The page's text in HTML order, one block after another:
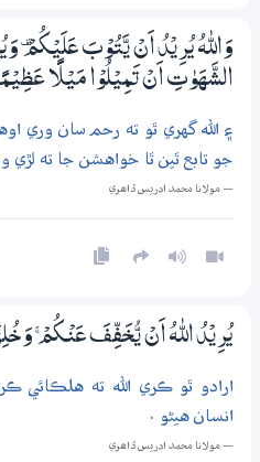
وَاللّٰهُ يُرِيْدُ اَنْ يَّتُوْبَ عَلَيْكُمْ
الشَّهَوٰتِ اَنْ تَـمِيْلُوْا مَيْلًا عَظِيْـمًا
۽ الله گهري ٿو ته رحم سان وري
جو تابع ٿين ٿا خواهشن جا ته لڙي
— مولانا محمد ادريس ڏاھري
يُرِيْدُ اللّٰهُ اَنْ يُّـخَفِّفَ عَنْكُمْ
ارادو ٿو ڪري الله ته هلڪائي
انسان هيڻو .
— مولانا محمد ادريس ڏاھري